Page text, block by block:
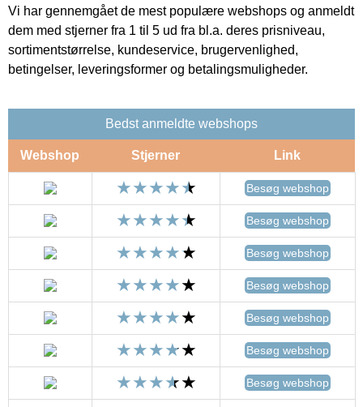
Vi har gennemgået de mest populære webshops og anmeldt
dem med stjerner fra 1 til 5 ud fra bl.a. deres prisniveau,
sortimentstørrelse, kundeservice, brugervenlighed,
betingelser, leveringsformer og betalingsmuligheder.
Bedst anmeldte webshops
Webshop Stjerner Link
Besøg webshop
Besøg webshop
Besøg webshop
Besøg webshop
Besøg webshop
Besøg webshop
Besøg webshop